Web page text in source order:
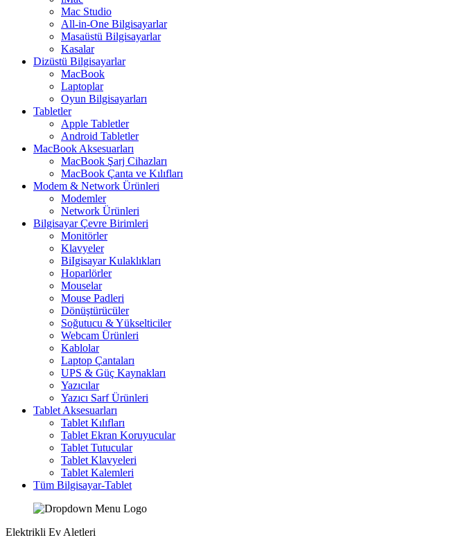
Mac Studio
All-in-One Bilgisayarlar
Masaüstü Bilgisayarlar
Kasalar
Dizüstü Bilgisayarlar
MacBook
Laptoplar
Oyun Bilgisayarları
Tabletler
Apple Tabletler
Android Tabletler
MacBook Aksesuarları
MacBook Şarj Cihazları
MacBook Çanta ve Kılıfları
Modem & Network Ürünleri
Modemler
Network Ürünleri
Bilgisayar Çevre Birimleri
Monitörler
Klavyeler
BiIgisayar Kulaklıkları
Hoparlörler
Mouselar
Mouse Padleri
Dönüştürücüler
Soğutucu & Yükselticiler
Webcam Ürünleri
Kablolar
Laptop Çantaları
UPS & Güç Kaynakları
Yazıcılar
Yazıcı Sarf Ürünleri
Tablet Aksesuarları
Tablet Kılıfları
Tablet Ekran Koruyucular
Tablet Tutucular
Tablet Klavyeleri
Tablet Kalemleri
Tüm Bilgisayar-Tablet
Elektrikli Ev Aletleri